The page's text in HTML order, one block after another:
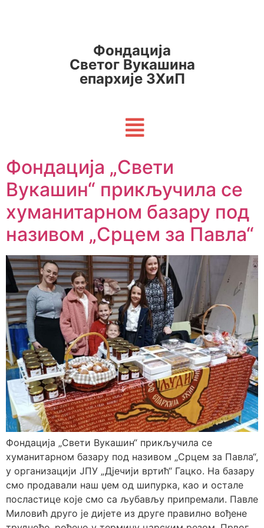
Фондација
Светог Вукашина
епархије ЗХиП
Фондација „Свети
Вукашин“ прикључила се
хуманитарном базару под
називом „Срцем за Павла“
Фондација „Свети Вукашин“ прикључила се
хуманитарном базару под називом „Срцем за Павла“,
у организацији ЈПУ „Дјечији вртић“ Гацко. На базару
смо продавали наш џем од шипурка, као и остале
посластице које смо са љубављу припремали. Павле
Миловић друго је дијете из друге правилно вођене